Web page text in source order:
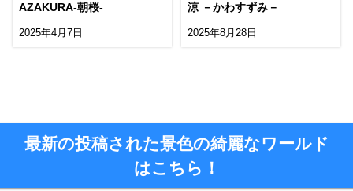
AZAKURA-朝桜-
2025年4月7日
涼 －かわすずみ－
2025年8月28日
最新の投稿された景色の綺麗なワールド
はこちら！